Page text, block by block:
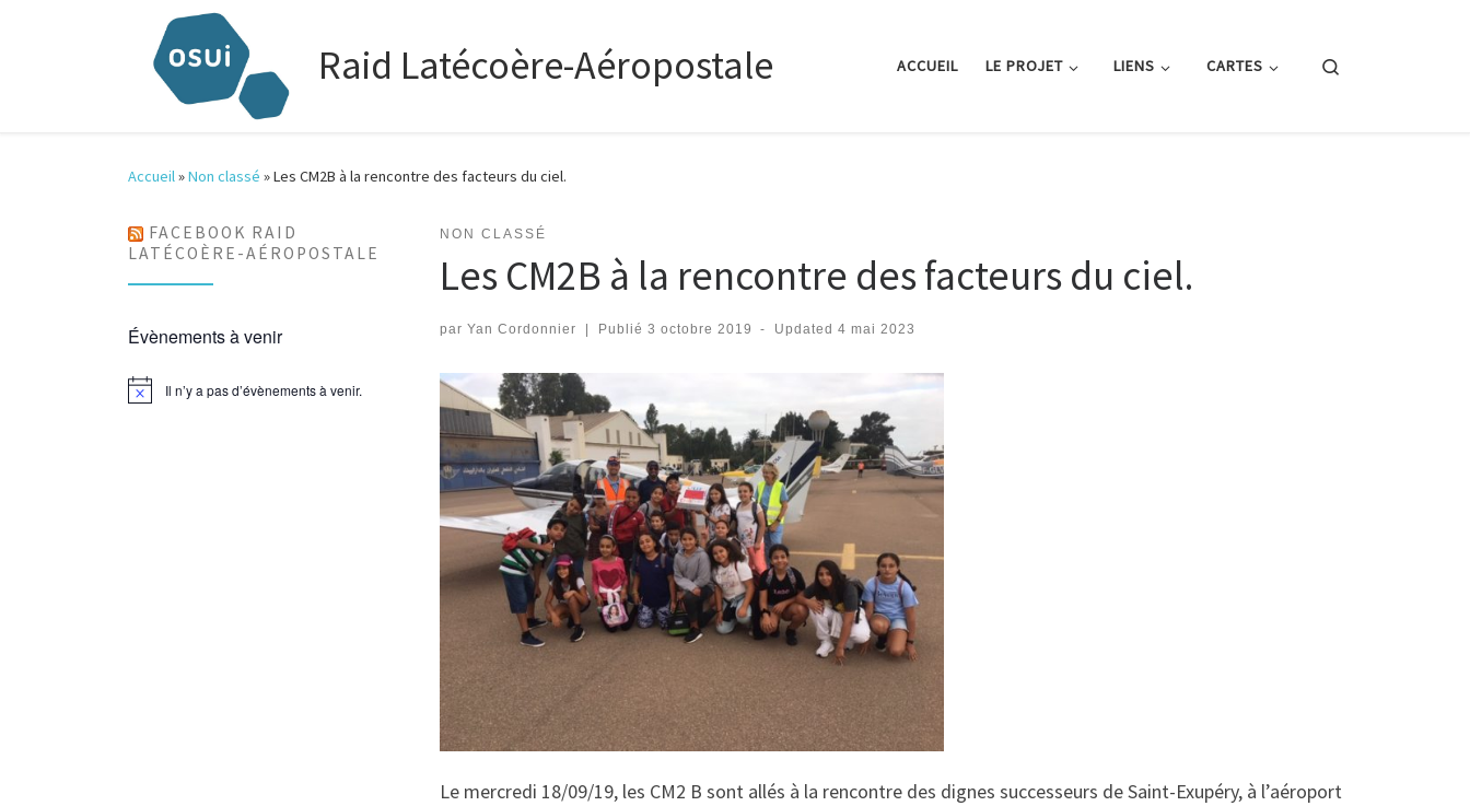
Raid Latécoère-Aéropostale ACCUEIL LE PROJET LIENS CARTES
Accueil»Non classé »Les CM2B à la rencontre des facteurs du ciel.
NON CLASSÉ
Les CM2B à la rencontre des facteurs du ciel.
par Yan Cordonnier | Publié 3 octobre 2019 - Updated4 mai 2023
Le mercredi 18/09/19, les CM2 B sont allés à la rencontre des dignes successeurs de Saint-Exupéry, à l’aéroport
FACEBOOK RAID
LATÉCOÈRE-AÉROPOSTALE
Évènements à venir
N
Il n’y a pas d’évènements à venir.